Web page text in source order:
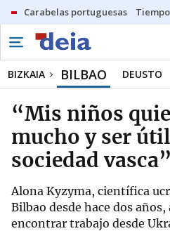
Carabelas portuguesas Tiempo
BIZKAIA BILBAO DEUSTO
“Mis niños
mucho y ser
sociedad vasca”
Alona Kyzyma, científica
Bilbao desde hace dos
encontrar trabajo desde